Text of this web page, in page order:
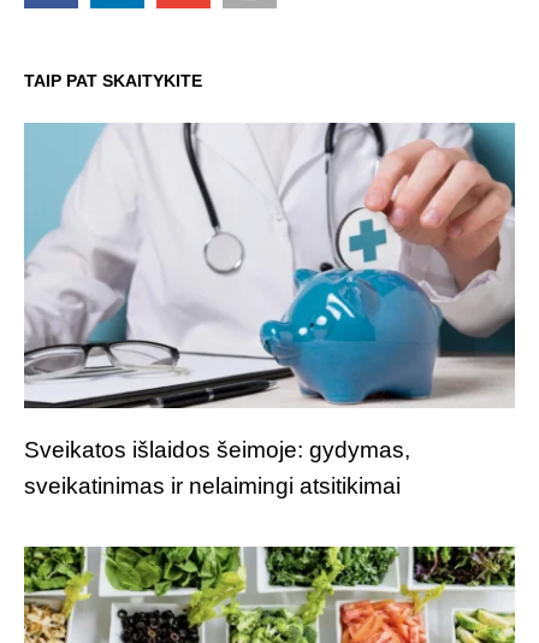
TAIP PAT SKAITYKITE
Sveikatos išlaidos šeimoje: gydymas,
sveikatinimas ir nelaimingi atsitikimai